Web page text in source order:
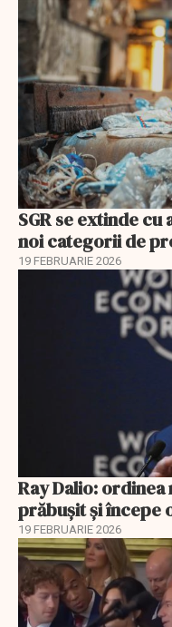
SGR se extinde
noi categorii de
19 FEBRUARIE 2026
Ray Dalio: ordinea
prăbușit și începe
19 FEBRUARIE 2026